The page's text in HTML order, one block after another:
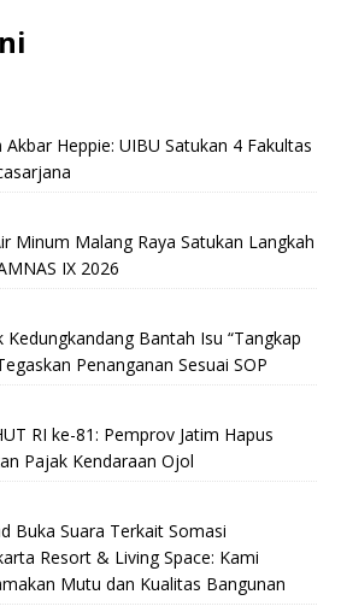
Akbar Heppie: UIBU Satukan 4 Fakultas
Minum Malang Raya Satukan Langkah
IX 2026
Kedungkandang Bantah Isu “Tangkap
Penanganan Sesuai SOP
RI ke-81: Pemprov Jatim Hapus
Pajak Kendaraan Ojol
Buka Suara Terkait Somasi
Resort & Living Space: Kami
Mutu dan Kualitas Bangunan